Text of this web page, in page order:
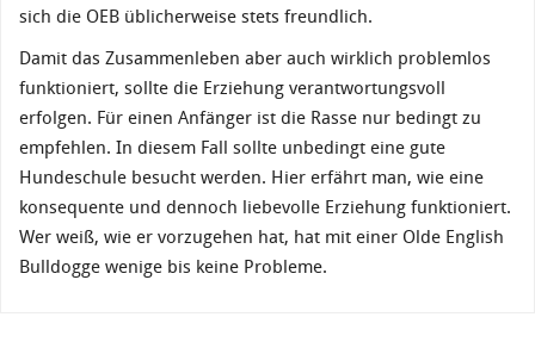
sich die OEB üblicherweise stets freundlich.
Damit das Zusammenleben aber auch wirklich problemlos
funktioniert, sollte die Erziehung verantwortungsvoll
erfolgen. Für einen Anfänger ist die Rasse nur bedingt zu
empfehlen. In diesem Fall sollte unbedingt eine gute
Hundeschule besucht werden. Hier erfährt man, wie eine
konsequente und dennoch liebevolle Erziehung funktioniert.
Wer weiß, wie er vorzugehen hat, hat mit einer Olde English
Bulldogge wenige bis keine Probleme.